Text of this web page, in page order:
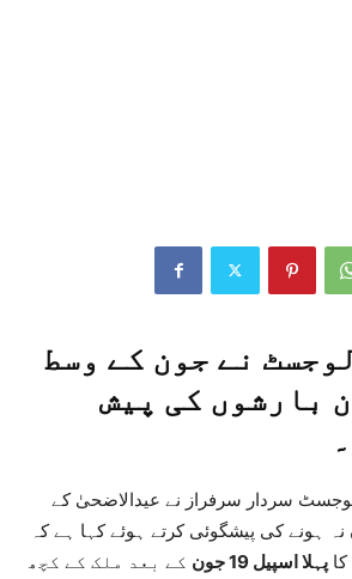
نے جون کے وسط
بارشوں کی پیش
سردار سرفراز نے عیدالاضحیٰ کے
نہ ہونے کی پیشگوئی کرتے ہوئے کہا ہے کہ
پہلا اسپیل 19 جون
کے بعد ملک کے کچھ